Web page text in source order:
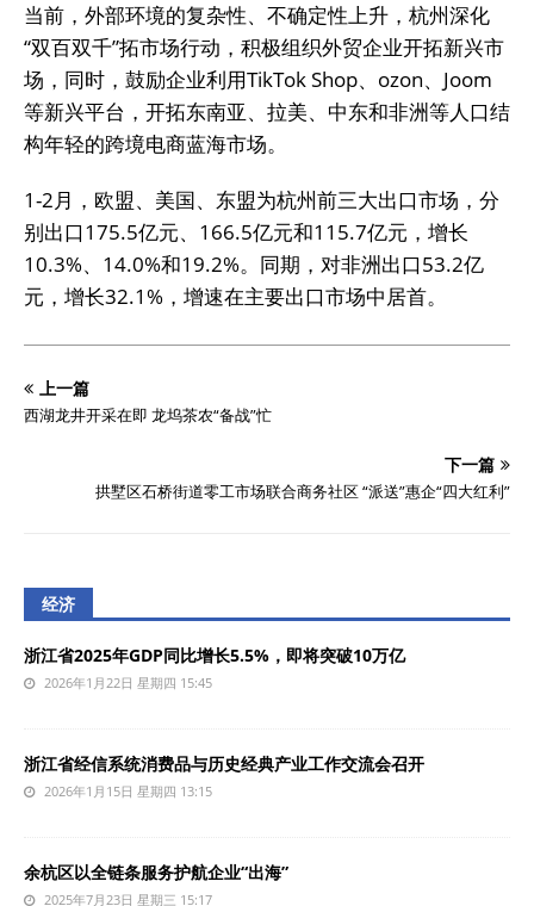
当前，外部环境的复杂性、不确定性上升，杭州深化
“双百双千”拓市场行动，积极组织外贸企业开拓新兴市
场，同时，鼓励企业利用TikTok Shop、ozon、Joom
等新兴平台，开拓东南亚、拉美、中东和非洲等人口结
构年轻的跨境电商蓝海市场。
1-2月，欧盟、美国、东盟为杭州前三大出口市场，分
别出口175.5亿元、166.5亿元和115.7亿元，增长
10.3%、14.0%和19.2%。同期，对非洲出口53.2亿
元，增长32.1%，增速在主要出口市场中居首。
上一篇
西湖龙井开采在即 龙坞茶农“备战”忙
下一篇
拱墅区石桥街道零工市场联合商务社区 “派送”惠企“四大红利”
经济
浙江省2025年GDP同比增长5.5%，即将突破10万亿
2026年1月22日 星期四 15:45
浙江省经信系统消费品与历史经典产业工作交流会召开
2026年1月15日 星期四 13:15
余杭区以全链条服务护航企业“出海”
2025年7月23日 星期三 15:17